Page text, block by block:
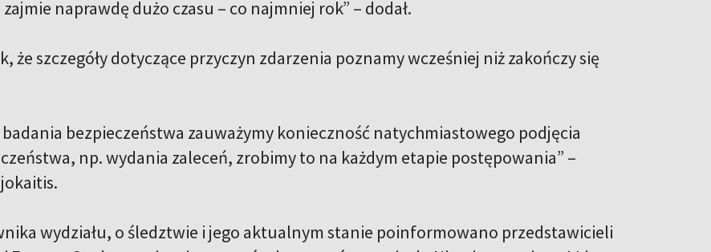
naprawdę dużo czasu – co najmniej rok” – dodał.
że szczegóły dotyczące przyczyn zdarzenia poznamy wcześniej niż zakończy się
badania bezpieczeństwa zauważymy konieczność natychmiastowego podjęcia
np. wydania zaleceń, zrobimy to na każdym etapie postępowania” –
wydziału, o śledztwie i jego aktualnym stanie poinformowano przedstawicieli